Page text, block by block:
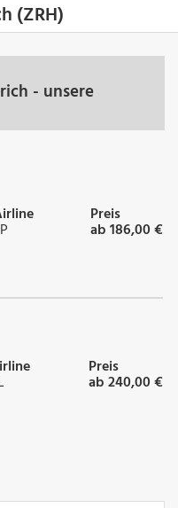
(ZRH)
- unsere
Preis
ab 186,00 €
Preis
ab 240,00 €